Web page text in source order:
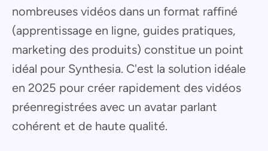
nombreuses vidéos dans un format raffiné
(apprentissage en ligne, guides pratiques,
marketing des produits) constitue un point
idéal pour Synthesia. C'est la solution idéale
en 2025 pour créer rapidement des vidéos
préenregistrées avec un avatar parlant
cohérent et de haute qualité.